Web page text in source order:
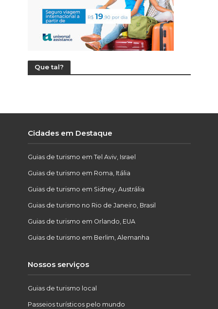
Que tal?
Cidades em Destaque
Guias de turismo em Tel Aviv, Israel
Guias de turismo em Roma, Itália
Guias de turismo em Sidney, Austrália
Guias de turismo no Rio de Janeiro, Brasil
Guias de turismo em Orlando, EUA
Guias de turismo em Berlim, Alemanha
Nossos serviços
Guias de turismo local
Passeios turísticos pelo mundo